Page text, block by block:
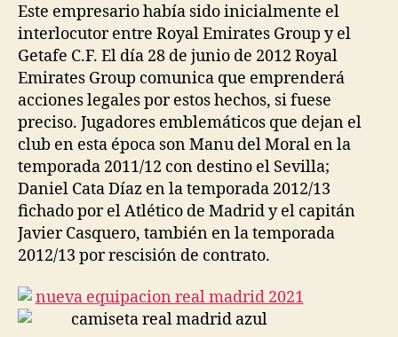
Este empresario había sido inicialmente el
interlocutor entre Royal Emirates Group y el
Getafe C.F. El día 28 de junio de 2012 Royal
Emirates Group comunica que emprenderá
acciones legales por estos hechos, si fuese
preciso. Jugadores emblemáticos que dejan el
club en esta época son Manu del Moral en la
temporada 2011/12 con destino el Sevilla;
Daniel Cata Díaz en la temporada 2012/13
fichado por el Atlético de Madrid y el capitán
Javier Casquero, también en la temporada
2012/13 por rescisión de contrato.